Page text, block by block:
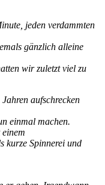
jeden verdammten
gänzlich alleine
wir zuletzt viel zu
aufschrecken
einmal machen.
kurze Spinnerei und